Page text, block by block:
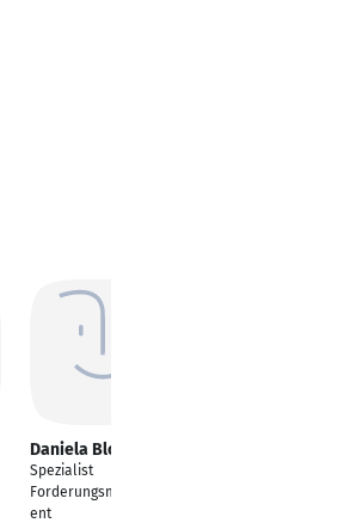
Daniela Blohm
Spezialist
Forderungsmanagem
ent